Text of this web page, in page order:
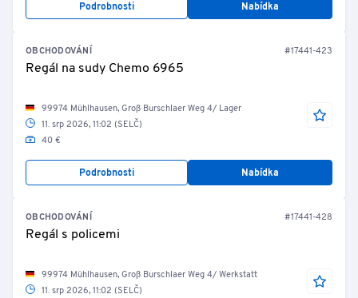
Podrobnosti Nabídka
OBCHODOVÁNÍ #17441-423
Regál na sudy Chemo 6965
99974 Mühlhausen, Groß Burschlaer Weg 4/ Lager
11. srp 2026, 11:02 (SELČ)
40 €
Podrobnosti Nabídka
OBCHODOVÁNÍ #17441-428
Regál s policemi
99974 Mühlhausen, Groß Burschlaer Weg 4/ Werkstatt
11. srp 2026, 11:02 (SELČ)